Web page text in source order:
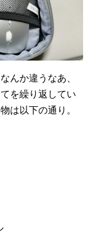
んか違うなあ、
を繰り返してい
は以下の通り。